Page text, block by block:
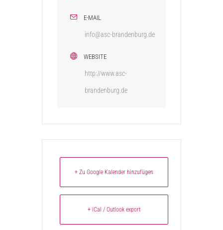
E-MAIL
info@asc-brandenburg.de
WEBSITE
http://www.asc-
brandenburg.de
+ Zu Google Kalender hinzufügen
+ iCal / Outlook export